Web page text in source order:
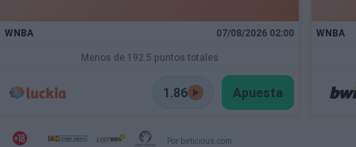
WNBA 07/08/2026 02:00
Menos de 192.5 puntos totales
1.86 Apuesta
WNBA
Por beticious.com